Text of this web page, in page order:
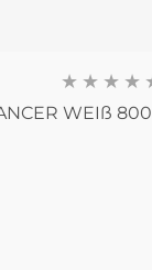
WEIß 800